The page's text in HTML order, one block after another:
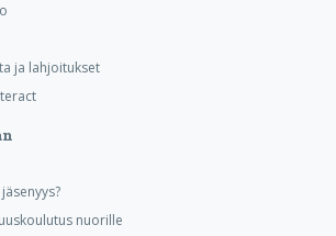
ja lahjoitukset
nuorille